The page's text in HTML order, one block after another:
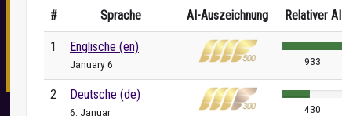
#
Sprache AI-Auszeichnung Relativer AI
1 Englische (en)
January 6 933
2 Deutsche (de)
6. Januar 430